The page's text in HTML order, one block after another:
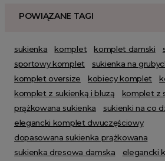
POWIĄZANE TAGI
sukienka komplet komplet damski
sportowy komplet
sukienka na
komplet oversize
kobiecy komplet
komplet z sukienką i bluzą
komplet z
prążkowana sukienka
sukienki na co
elegancki komplet dwuczęściowy
dopasowana sukienka prążkowana
sukienka dresowa damska
elegancki